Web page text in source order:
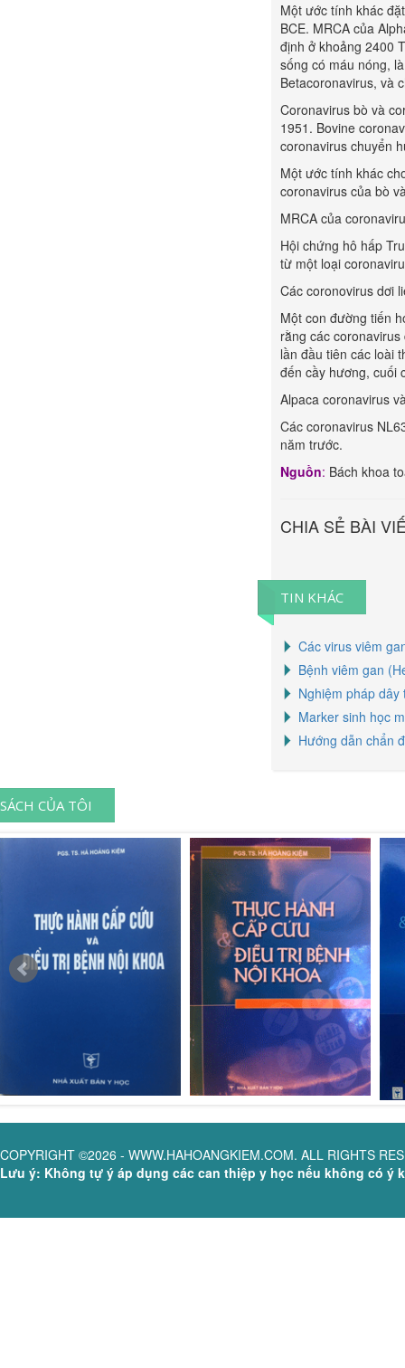
Một ước tính khác
BCE. MRCA của
định ở khoảng 2400
sống có máu nóng,
Betacoronavirus, và
Coronavirus bò và
1951. Bovine
coronavirus chuyển
Một ước tính khác
coronavirus của bò
MRCA của
Hội chứng hô hấp
từ một loại
Các coronovirus dơi
Một con đường tiến
rằng các
lần đầu tiên các loài
đến cầy hương, cuối
Alpaca coronavirus
Các coronavirus
năm trước.
Nguồn: Bách khoa
CHIA SẺ BÀI
TIN KHÁC
Các virus viêm
Bệnh viêm gan
Nghiệm pháp
Marker sinh học
Hướng dẫn chẩn
SÁCH CỦA TÔI
COPYRIGHT ©2026 - WWW.HAHOANGKIEM.COM. ALL RIGHTS
Lưu ý: Không tự ý áp dụng các can thiệp y học nếu không có ý